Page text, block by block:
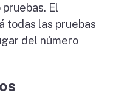
El
todas las pruebas
del número